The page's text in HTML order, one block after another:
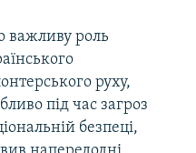
важливу роль
руху,
під час загроз
безпеці,